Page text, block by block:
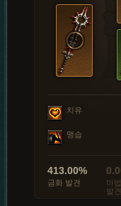
치유
맹습
413.00%
금화 발견
마
발견